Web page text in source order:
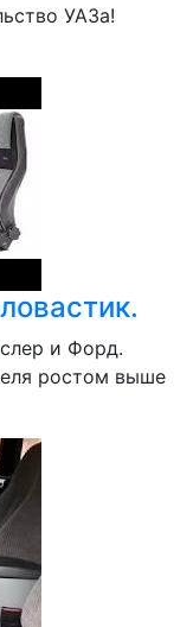
УАЗа!
и Форд.
ростом выше